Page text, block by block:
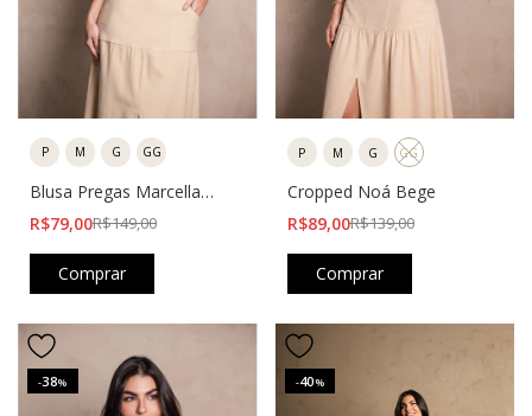
P M G GG
Blusa Pregas Marcella
Bege
R$79,00R$149,00
Comprar
P M G GG
Cropped Noá Bege
R$89,00R$139,00
Comprar
-38% -40%